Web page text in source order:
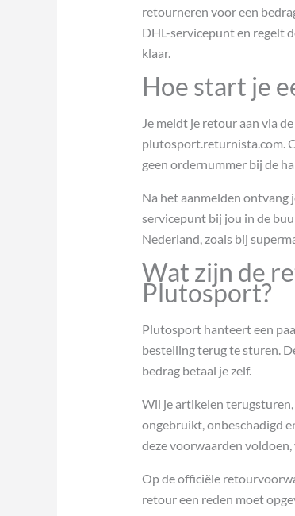
retourneren voor een
DHL-servicepunt en regelt
klaar.
Hoe start je
Je meldt je retour aan via
plutosport.returnista.com.
geen ordernummer bij de
Na het aanmelden ontvang
servicepunt bij jou in de
Nederland, zoals bij
Wat zijn de
Plutosport?
Plutosport hanteert een
bestelling terug te sturen.
bedrag betaal je zelf.
Wil je artikelen
ongebruikt, onbeschadigd
deze voorwaarden
Op de officiële
retour een reden moet